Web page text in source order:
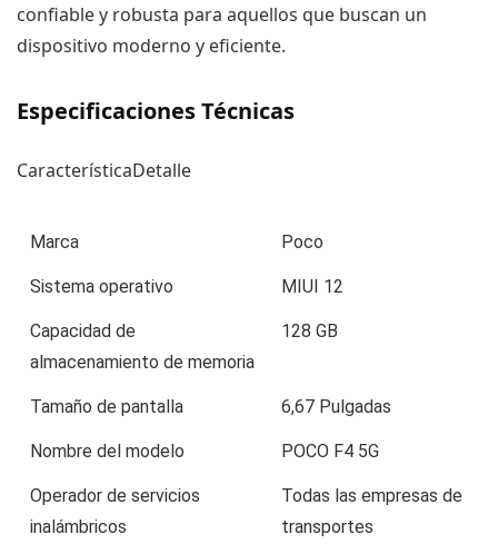
confiable y robusta para aquellos que buscan un
dispositivo moderno y eficiente.
Especificaciones Técnicas
CaracterísticaDetalle
Marca Poco
Sistema operativo MIUI 12
Capacidad de
almacenamiento de memoria
128 GB
Tamaño de pantalla 6,67 Pulgadas
Nombre del modelo POCO F4 5G
Operador de servicios
inalámbricos
Todas las empresas de
transportes